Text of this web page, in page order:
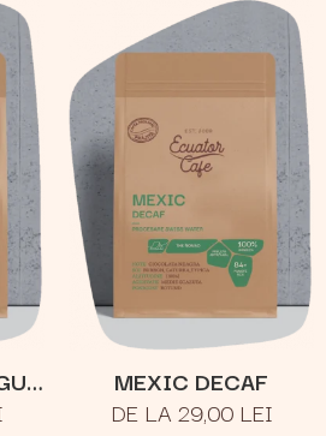
MEXIC DECAF
DE LA 29,00 LEI